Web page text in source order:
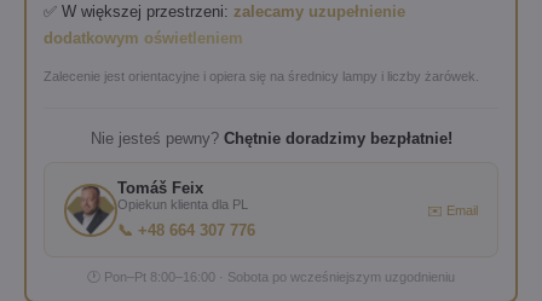
✅ W większej przestrzeni: zalecamy uzupełnienie
dodatkowym oświetleniem
Zalecenie jest orientacyjne i opiera się na średnicy lampy i liczby żarówek.
Nie jesteś pewny? Chętnie doradzimy bezpłatnie!
Tomáš Feix
Opiekun klienta dla PL
📞 +48 664 307 776
✉️ Email
🕐 Pon–Pt 8:00–16:00 · Sobota po wcześniejszym uzgodnieniu